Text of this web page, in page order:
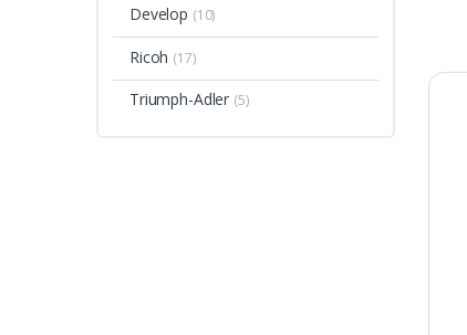
Develop (10)
Ricoh (17)
Triumph-Adler (5)